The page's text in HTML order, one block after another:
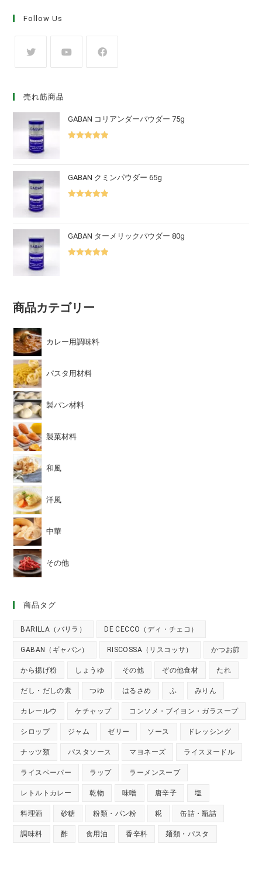
Follow Us
売れ筋商品
GABAN コリアンダーパウダー 75g
GABAN クミンパウダー 65g
GABAN ターメリックパウダー 80g
商品カテゴリー
カレー用調味料
パスタ用材料
製パン材料
製菓材料
和風
洋風
中華
その他
商品タグ
BARILLA（バリラ） DE CECCO（ディ・チェコ）
GABAN（ギャバン） RISCOSSA（リスコッサ） かつお節
から揚げ粉 しょうゆ その他 ぞの他食材 たれ
だし・だしの素 つゆ はるさめ ふ みりん
カレールウ ケチャップ コンソメ・ブイヨン・ガラスープ
シロップ ジャム ゼリー ソース ドレッシング
ナッツ類 パスタソース マヨネーズ ライスヌードル
ライスペーパー ラップ ラーメンスープ
レトルトカレー 乾物 味噌 唐辛子 塩
料理酒 砂糖 粉類・パン粉 糀 缶詰・瓶詰
調味料 酢 食用油 香辛料 麺類・パスタ